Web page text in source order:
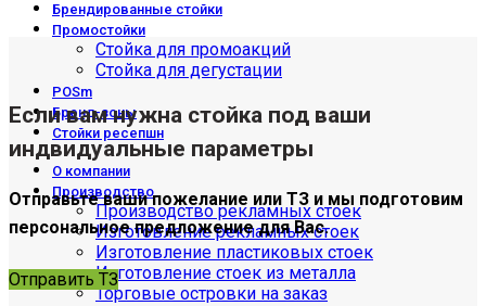
Брендированные стойки
Промостойки
Стойка для промоакций
Стойка для дегустации
POSm
Бренд-зоны
Стойки ресепшн
О компании
Производство
Производство рекламных стоек
Изготовление рекламных стоек
Изготовление пластиковых стоек
Изготовление стоек из металла
Торговые островки на заказ
Если вам нужна стойка под ваши
индвидуальные параметры
Отправьте ваши пожелание или ТЗ и мы подготовим
персональное предложение для Вас.
Отправить ТЗ